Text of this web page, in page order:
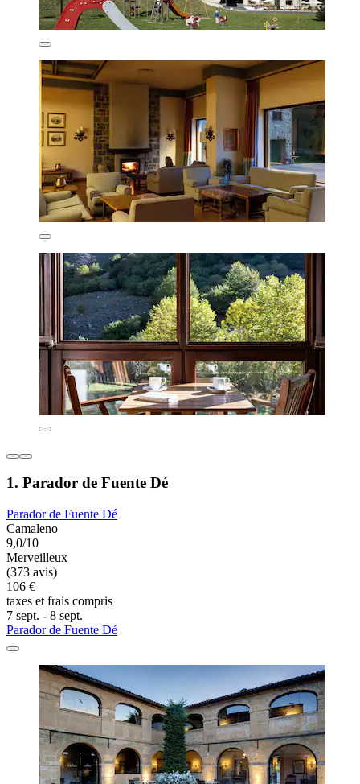
1. Parador de Fuente Dé
Parador de Fuente Dé
Camaleno
9,0/10
Merveilleux
(373 avis)
106 €
taxes et frais compris
7 sept. - 8 sept.
Parador de Fuente Dé